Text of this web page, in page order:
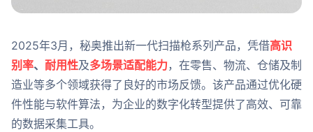
2025年3月，秘奥推出新一代扫描枪系列产品，凭借高识
别率、 耐用性及多场景适配能力，在零售、物流、仓储及制
造业等多个领域获得了良好的市场反馈。该产品通过优化硬
件性能与软件算法，为企业的数字化转型提供了高效、可靠
的数据采集工具。